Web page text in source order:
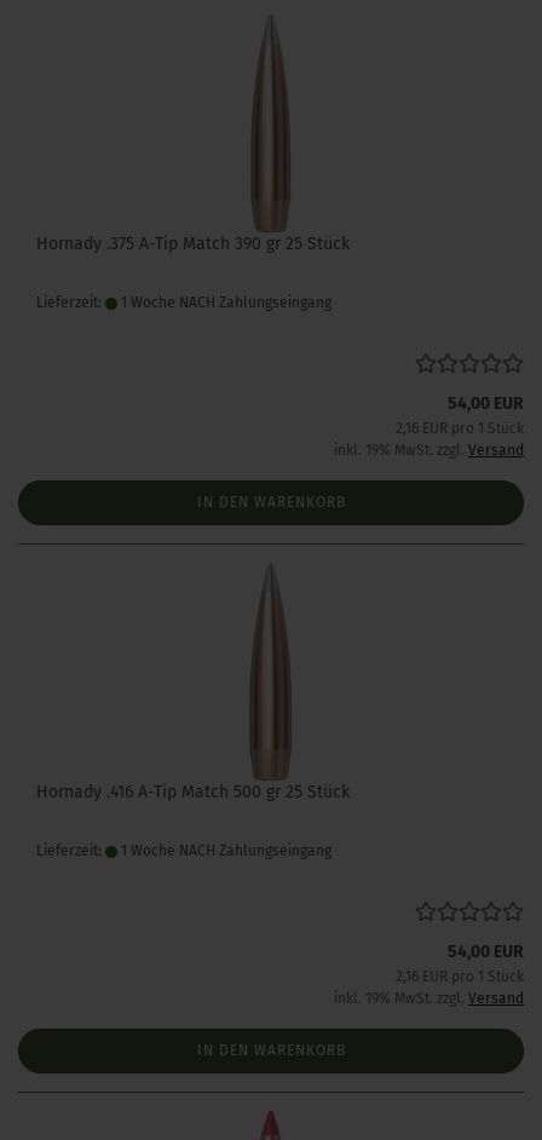
Hornady .375 A-Tip Match 390 gr 25 Stück
Lieferzeit: 1 Woche NACH Zahlungseingang
54,00 EUR
2,16 EUR pro 1 Stück
inkl. 19% MwSt. zzgl. Versand
IN DEN WARENKORB
Hornady .416 A-Tip Match 500 gr 25 Stück
Lieferzeit: 1 Woche NACH Zahlungseingang
54,00 EUR
2,16 EUR pro 1 Stück
inkl. 19% MwSt. zzgl. Versand
IN DEN WARENKORB